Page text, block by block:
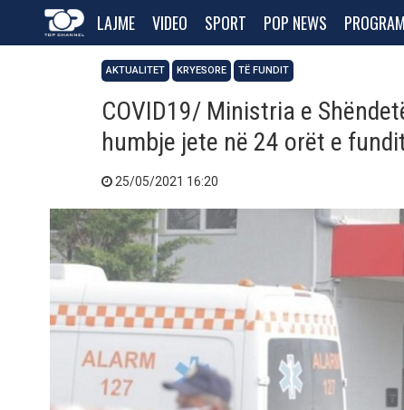
LAJME VIDEO SPORT POP NEWS
AKTUALITET KRYESORE TË FUNDIT
COVID19/ Ministria e
humbje jete në 24 orët e
25/05/2021 16:20